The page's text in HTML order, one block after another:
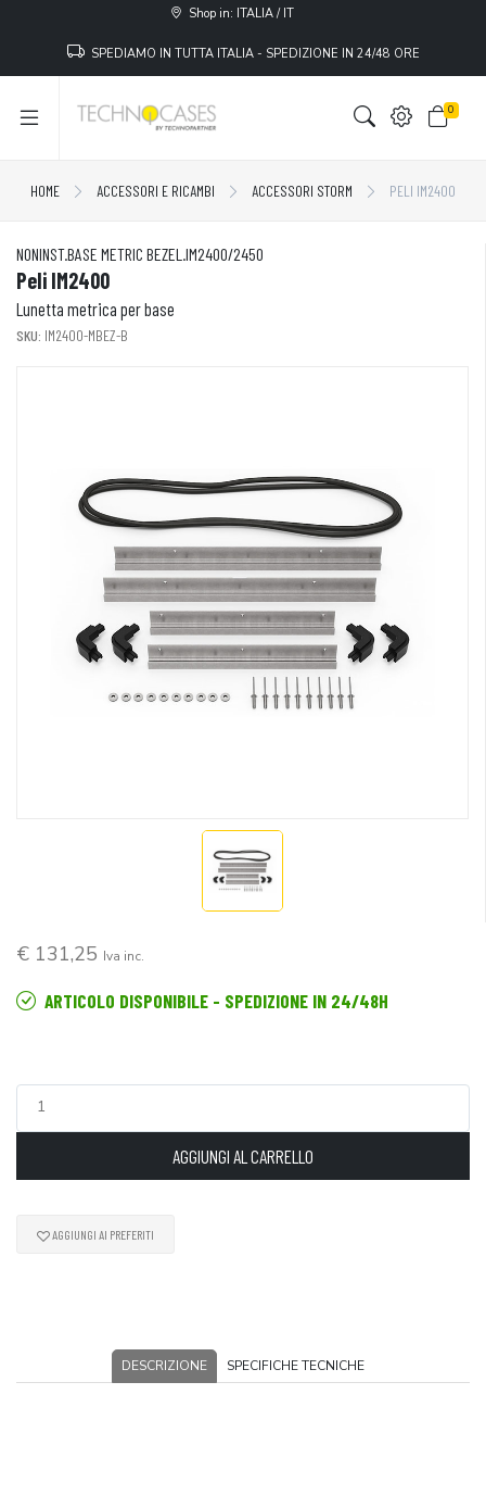
Shop in: ITALIA / IT
SPEDIAMO IN TUTTA ITALIA - SPEDIZIONE IN 24/48 ORE
0
HOME ACCESSORI E RICAMBI ACCESSORI STORM PELI IM2400
NONINST.BASE METRIC BEZEL.IM2400/2450
Peli IM2400
Lunetta metrica per base
SKU: IM2400-MBEZ-B
€ 131,25 Iva inc.
ARTICOLO DISPONIBILE - SPEDIZIONE IN 24/48H
AGGIUNGI AL CARRELLO
AGGIUNGI AI PREFERITI
DESCRIZIONE SPECIFICHE TECNICHE